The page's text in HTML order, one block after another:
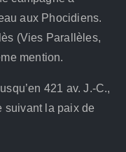
aux Phocidiens.
(Vies Parallèles,
mention.
421 av. J.-C.,
suivant la paix de